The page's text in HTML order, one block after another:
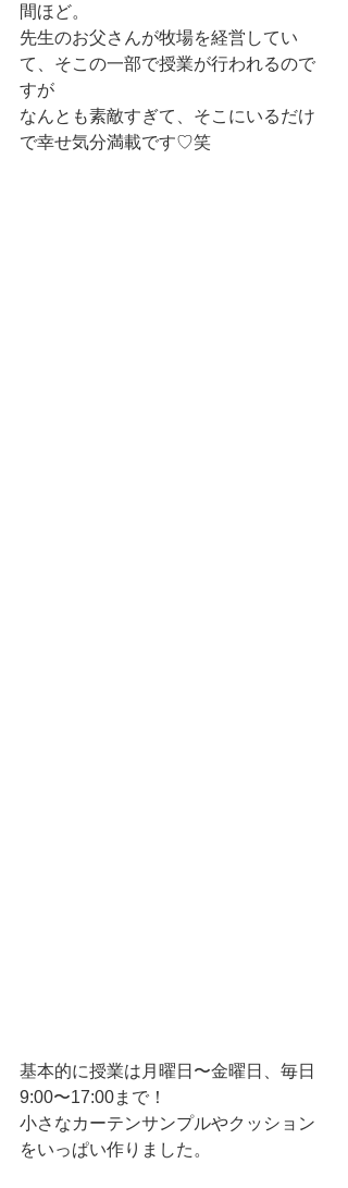
間ほど。
先生のお父さんが牧場を経営してい
て、そこの一部で授業が行われるので
すが
なんとも素敵すぎて、そこにいるだけ
で幸せ気分満載です♡笑
基本的に授業は月曜日〜金曜日、毎日
9:00〜17:00まで！
小さなカーテンサンプルやクッション
をいっぱい作りました。